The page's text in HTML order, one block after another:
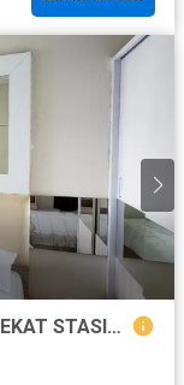
APARTEMEN DISEWAKAN DI SOLO DEKAT STASIUN PURWOSARI